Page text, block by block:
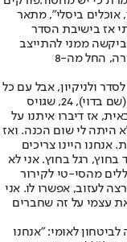
אוכלים ביסלי", מתאר
"למדתי אז בישיבת הסדר
ממני להתייצב
בתל השומר במדור בייניש. ושירתי 103 ימים בשורה, החל מה-8
ולניקיון, אבל עם כל
הטרפת שהיתה בשורה זה לא קרה", מתאר עידו (שם בדוי), 24, שגויס
אז דיברו איתנו על
היתה לי שום הכנה. ואז
היינו צריכים
רגל בחוץ. אני לא
מהסי-טי לקירור
לעזוב, אפשרו לו. אני
עצמי על זה שחברים
מאיים בוועדה לביטחון לאומי: "אנחנו